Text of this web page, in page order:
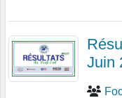
Juin